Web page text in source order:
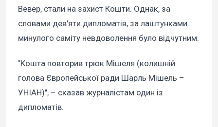
Вевер, стали на захист Кошти. Однак, за
словами дев'яти дипломатів, за лаштунками
минулого саміту невдоволення було відчутним.
"Кошта повторив трюк Мішеля (колишній
голова Європейської ради Шарль Мішель –
УНІАН)", – сказав журналістам один із
дипломатів.